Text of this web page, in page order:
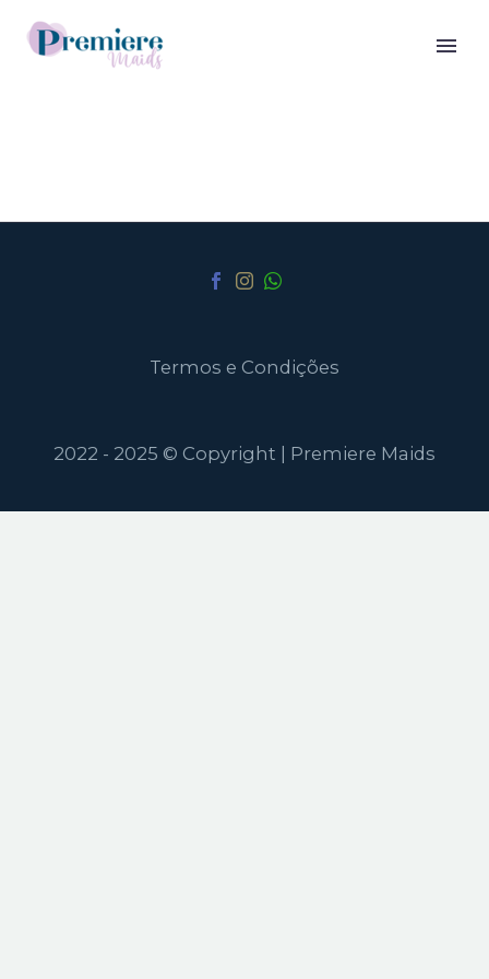
Termos e Condições
2022 - 2025 © Copyright | Premiere Maids